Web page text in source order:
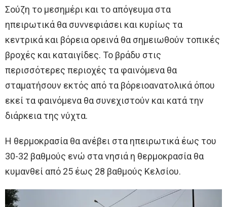
Σούζη το μεσημέρι και το απόγευμα στα
ηπειρωτικά θα συννεφιάσει και κυρίως τα
κεντρικά και βόρεια ορεινά θα σημειωθούν τοπικές
βροχές και καταιγίδες. Το βράδυ στις
περισσότερες περιοχές τα φαινόμενα θα
σταματήσουν εκτός από τα βόρειοανατολικά όπου
εκεί τα φαινόμενα θα συνεχιστούν και κατά την
διάρκεια της νύχτα.
Η θερμοκρασία θα ανέβει στα ηπειρωτικά έως του
30-32 βαθμούς ενώ στα νησιά η θερμοκρασία θα
κυμανθεί από 25 έως 28 βαθμούς Κελσίου.